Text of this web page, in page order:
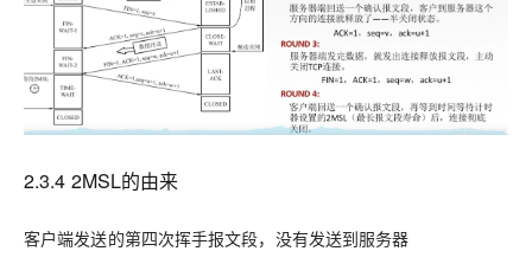
2.3.4 2MSL的由来
客户端发送的第四次挥手报文段，没有发送到服务器